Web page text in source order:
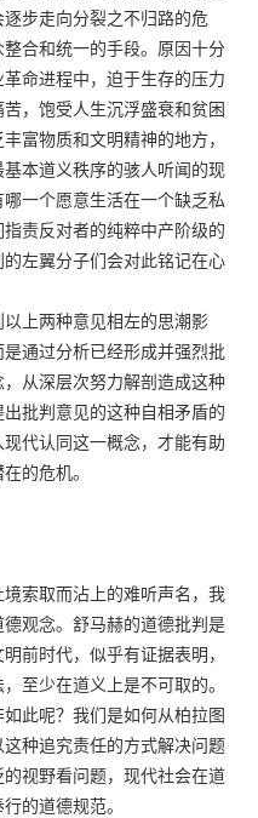
步走向分裂之不归路的危
合和统一的手段。原因十分
命进程中，迫于生存的压力
，饱受人生沉浮盛衰和贫困
富物质和文明精神的地方，
本道义秩序的骇人听闻的现
一个愿意生活在一个缺乏私
责反对者的纯粹中产阶级的
左翼分子们会对此铭记在心
上两种意见相左的思潮影
通过分析已经形成并强烈批
从深层次努力解剖造成这种
批判意见的这种自相矛盾的
代认同这一概念，才能有助
的危机。
索取而沾上的难听声名，我
观念。舒马赫的道德批判是
前时代，似乎有证据表明，
至少在道义上是不可取的。
此呢？我们是如何从柏拉图
种追究责任的方式解决问题
视野看问题，现代社会在道
的道德规范。